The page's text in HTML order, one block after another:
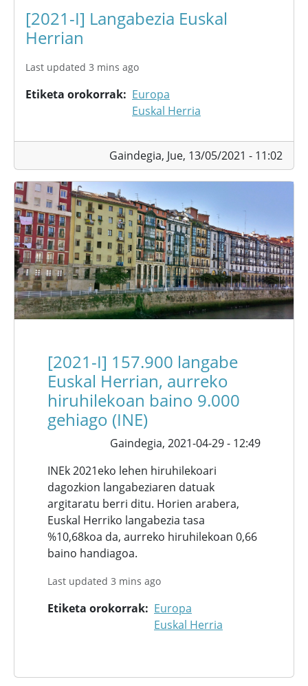
[2021-I] Langabezia Euskal
Herrian
Last updated 3 mins ago
Etiketa orokorrak
Europa
Euskal Herria
Gaindegia, Jue, 13/05/2021 - 11:02
[2021-I] 157.900 langabe
Euskal Herrian, aurreko
hiruhilekoan baino 9.000
gehiago (INE)
Gaindegia, 2021-04-29 - 12:49
INEk 2021eko lehen hiruhilekoari
dagozkion langabeziaren datuak
argitaratu berri ditu. Horien arabera,
Euskal Herriko langabezia tasa
%10,68koa da, aurreko hiruhilekoan 0,66
baino handiagoa.
Last updated 3 mins ago
Etiketa orokorrak
Europa
Euskal Herria